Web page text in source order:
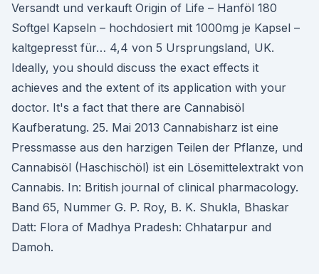
Versandt und verkauft Origin of Life – Hanföl 180
Softgel Kapseln – hochdosiert mit 1000mg je Kapsel –
kaltgepresst für… 4,4 von 5 Ursprungsland, UK.
Ideally, you should discuss the exact effects it
achieves and the extent of its application with your
doctor. It's a fact that there are Cannabisöl
Kaufberatung. 25. Mai 2013 Cannabisharz ist eine
Pressmasse aus den harzigen Teilen der Pflanze, und
Cannabisöl (Haschischöl) ist ein Lösemittelextrakt von
Cannabis. In: British journal of clinical pharmacology.
Band 65, Nummer G. P. Roy, B. K. Shukla, Bhaskar
Datt: Flora of Madhya Pradesh: Chhatarpur and
Damoh.